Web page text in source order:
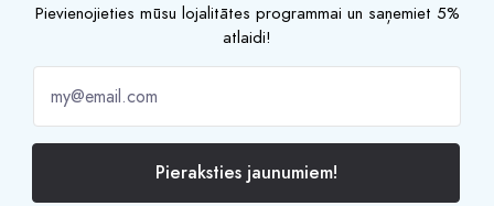
Pievienojieties mūsu lojalitātes programmai un saņemiet 5%
atlaidi!
Pieraksties jaunumiem!